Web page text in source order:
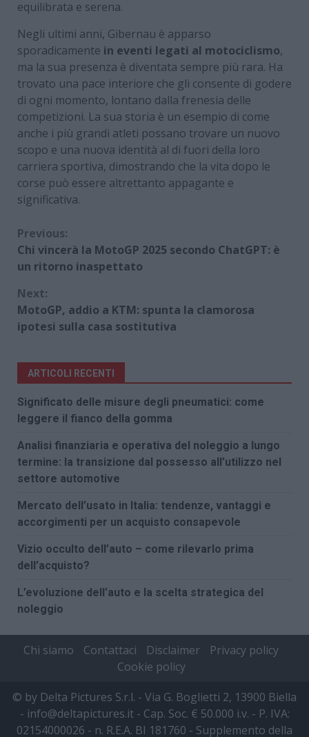
equilibrata e serena.
Negli ultimi anni, Gibernau è apparso
sporadicamente in eventi legati al motociclismo,
ma la sua presenza è diventata sempre più rara. Ha
trovato una pace interiore che gli consente di godere
di ogni momento, lontano dalla frenesia delle
competizioni. La sua storia è un esempio di come
anche i più grandi atleti possano trovare un nuovo
scopo e una nuova identità al di fuori della loro
carriera sportiva, dimostrando che la vita dopo le
corse può essere altrettanto appagante e
significativa.
Continue
Reading
Previous:
Chi vincerà la MotoGP 2025 secondo ChatGPT: è
un ritorno inaspettato
Next:
MotoGP, addio a KTM: spunta la clamorosa
ipotesi sulla casa sostitutiva
ARTICOLI RECENTI
Significato delle misure degli pneumatici: come
leggere il fianco della gomma
Analisi finanziaria e operativa del noleggio a lungo
termine: la transizione dal possesso all’utilizzo nel
settore automotive
Mercato dell’usato in Italia: tendenze, vantaggi e
accorgimenti per un acquisto consapevole
Vizio occulto dell’auto – come rilevarlo prima
dell’acquisto?
L’evoluzione dell’auto e la scelta strategica del
noleggio
Chi siamo Contattaci Disclaimer
Privacy policy
Cookie policy
© by Delta Pictures S.r.l. - Via G. Boglietti 2, 13900 Biella
- info@deltapictures.it - Cap. Soc. € 50.000 i.v. - P. IVA:
02154000026 - n. R.E.A. BI 181760 - Supplemento della